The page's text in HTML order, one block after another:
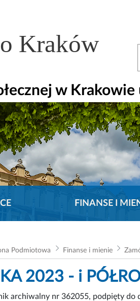
Kraków
w Krakowie
FINANSE I
Podmiotowa Finanse i mienie
2023 - i
archiwalny nr 362055, podpięty do